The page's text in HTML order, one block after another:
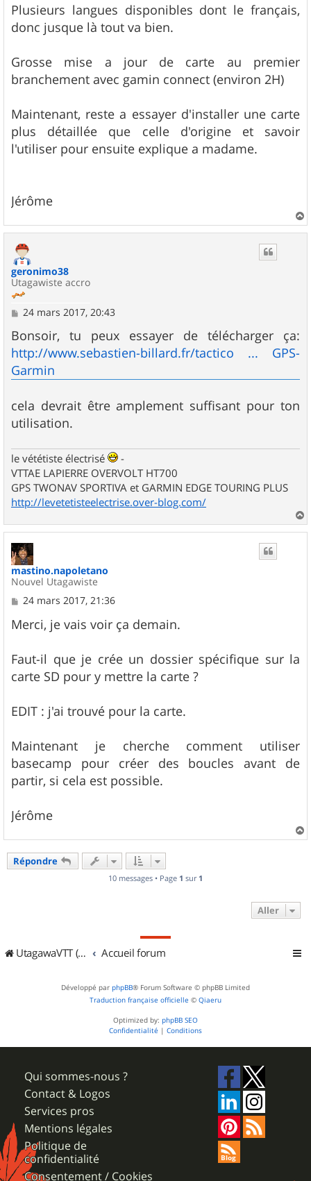
Plusieurs langues disponibles dont le français,
donc jusque là tout va bien.
Grosse mise a jour de carte au premier
branchement avec gamin connect (environ 2H)
Maintenant, reste a essayer d'installer une carte
plus détaillée que celle d'origine et savoir
l'utiliser pour ensuite explique a madame.
Jérôme
a
geronimo38
Utagawiste accro
M
s
s
a
g
e
24 mars 2017, 20:43
Bonsoir, tu peux essayer de télécharger ça:
http://www.sebastien-billard.fr/tactico ... GPS-
Garmin
cela devrait être amplement suffisant pour ton
utilisation.
le vététiste électrisé
-
VTTAE LAPIERRE OVERVOLT HT700
GPS TWONAV SPORTIVA et GARMIN EDGE TOURING PLUS
http://levetetisteelectrise.over-blog.com/
a
mastino.napoletano
Nouvel Utagawiste
M
s
s
g
e
24 mars 2017, 21:36
Merci, je vais voir ça demain.
Faut-il que je crée un dossier spécifique sur la
carte SD pour y mettre la carte ?
EDIT : j'ai trouvé pour la carte.
Maintenant je cherche comment utiliser
basecamp pour créer des boucles avant de
partir, si cela est possible.
Jérôme
a
Répondre
10 messages • Page 1 sur 1
Aller
UtagawaVTT (Randos VTT et VTTAE avec traces GPS) Accueil forum
Développé par phpBB® Forum Software © phpBB Limited
Traduction française officielle © Qiaeru
Optimized by: phpBB SEO
Confidentialité | Conditions
Qui sommes-nous ?
Contact & Logos
Services pros
Mentions légales
Politique de
confidentialité
Consentement / Cookies